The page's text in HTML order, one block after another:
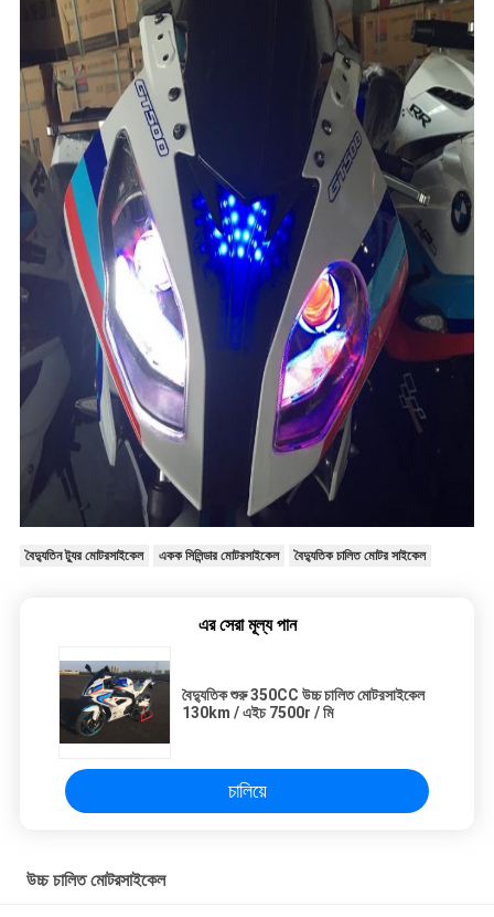
বৈদ্যুতিন ট্যুর মোটরসাইকেল একক সিলিন্ডার মোটরসাইকেল বৈদ্যুতিক চালিত মোটর সাইকেল
এর সেরা মূল্য পান
বৈদ্যুতিক শুরু 350CC উচ্চ চালিত মোটরসাইকেল
130km / এইচ 7500r / মি
চালিয়ে
উচ্চ চালিত মোটরসাইকেল